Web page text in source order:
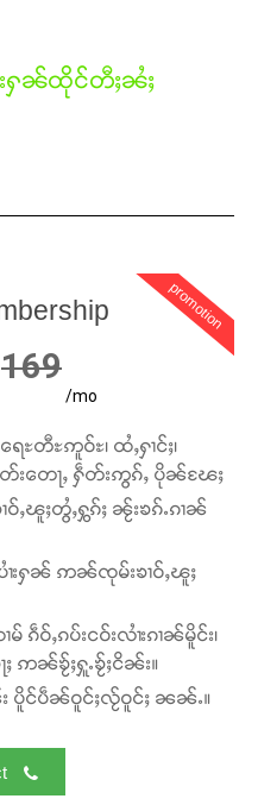
ႈတီႈၵူႈလႅၼ်ပေႃးတေၸွ
ႇၶႃႈဢေႃႈ။
Now
ႁၼ်ထိုင်တီႈၼႆႈ
promotion
169
/mo
ေႊတီႊဢူဝ်ႊ၊ ထႆႇႁၢင်ႈ၊
တ်းတေႃႇ ႁဵတ်းဢွၵ်ႇ ပိုၼ်ၽႄႈ
ႇၽူႈတွႆႇႁွၵ်ႈ ၼႂ်းၶၵ်ႉၵၢၼ်
ပၢႆးႁၼ် ဢၼ်ၸုမ်းၶၢဝ်ႇၽူႈ
ၵဵဝ်ႇၵပ်းငဝ်းလၢႆးၵၢၼ်မိူင်း၊
ႈ ဢၼ်ၶႂ်ႈႁူႉၶႂ်ႈငိၼ်း။
ပိူင်ပဵၼ်ဝူင်ႈလႂ်ဝူင်ႈ ၼၼ်ႉ။